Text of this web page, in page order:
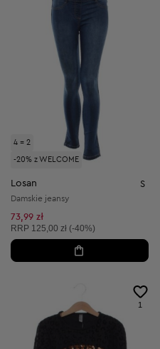
4 = 2
-20% z WELCOME
Losan S
Damskie jeansy
73,99 zł
Cena sugerowana:
RRP 125,00 zł (-40%)
1